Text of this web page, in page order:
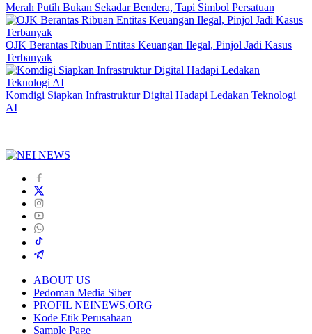
Merah Putih Bukan Sekadar Bendera, Tapi Simbol Persatuan
OJK Berantas Ribuan Entitas Keuangan Ilegal, Pinjol Jadi Kasus
Terbanyak
Komdigi Siapkan Infrastruktur Digital Hadapi Ledakan Teknologi
AI
ABOUT US
Pedoman Media Siber
PROFIL NEINEWS.ORG
Kode Etik Perusahaan
Sample Page